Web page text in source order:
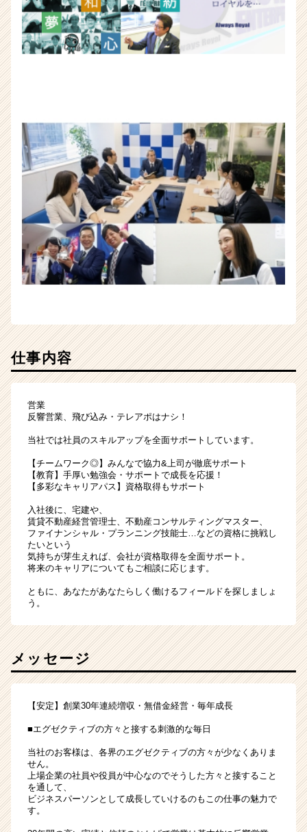
カ
ウ
ト
が
サ
ト
チ
ア
キ
ャ
リ
ア
（CheerCareer）
仕事内容
営業
反響営業、飛び込み・テレアポはナシ！
当社では社員のスキルアップを全面サポートしています。
【チームワーク◎】みんなで協力&上司が徹底サポート
【教育】手厚い勉強会・サポートで成長を応援！
【多彩なキャリアパス】資格取得もサポート
入社後に、宅建や、
賃貸不動産経営管理士、不動産コンサルティングマスター、
ファイナンシャル・プランニング技能士…などの資格に挑戦し
たいという
気持ちが芽生えれば、会社が資格取得を全面サポート。
将来のキャリアについてもご相談に応じます。
ともに、あなたがあなたらしく働けるフィールドを探しましょ
う。
メッセージ
【安定】創業30年連続増収・無借金経営・毎年成長
■エグゼクティブの方々と接する刺激的な毎日
当社のお客様は、各界のエグゼクティブの方々が少なくありま
せん。
上場企業の社員や役員が中心なのでそうした方々と接すること
を通して、
ビジネスパーソンとして成長していけるのもこの仕事の魅力で
す。